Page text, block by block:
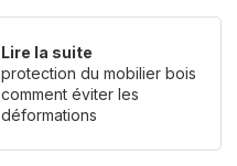
Lire la suite
protection du mobilier bois
comment éviter les
déformations